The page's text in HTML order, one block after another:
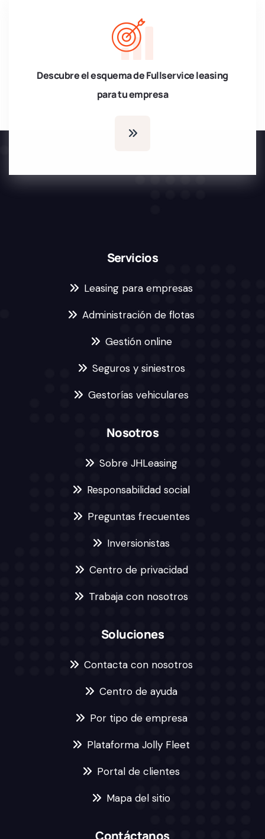
Descubre el esquema de Fullservice leasing
para tu empresa
Servicios
Leasing para empresas
Administración de flotas
Gestión online
Seguros y siniestros
Gestorías vehiculares
Nosotros
Sobre JHLeasing
Responsabilidad social
Preguntas frecuentes
Inversionistas
Centro de privacidad
Trabaja con nosotros
Soluciones
Contacta con nosotros
Centro de ayuda
Por tipo de empresa
Plataforma Jolly Fleet
Portal de clientes
Mapa del sitio